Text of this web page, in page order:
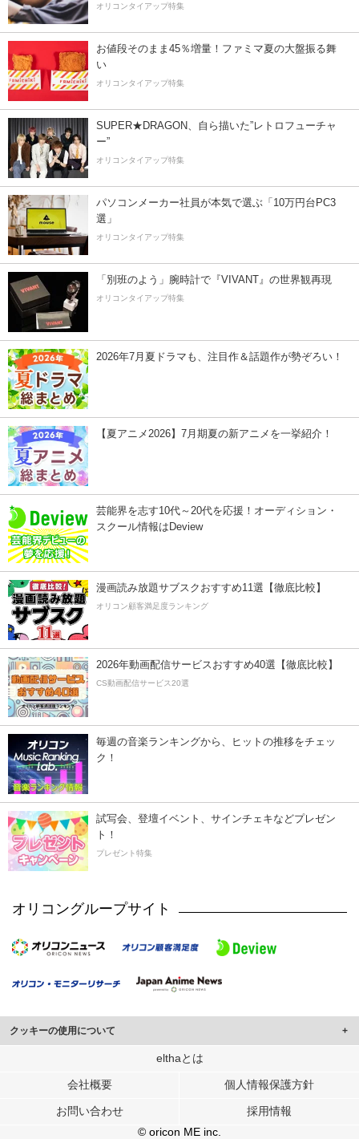
オリコンタイアップ特集
お値段そのまま45％増量！ファミマ夏の大盤振る舞
い
オリコンタイアップ特集
SUPER★DRAGON、自ら描いた”レトロフューチャ
ー”
オリコンタイアップ特集
パソコンメーカー社員が本気で選ぶ「10万円台PC3
選」
オリコンタイアップ特集
「別班のよう」腕時計で『VIVANT』の世界観再現
オリコンタイアップ特集
2026年7月夏ドラマも、注目作＆話題作が勢ぞろい！
【夏アニメ2026】7月期夏の新アニメを一挙紹介！
芸能界を志す10代～20代を応援！オーディション・
スクール情報はDeview
漫画読み放題サブスクおすすめ11選【徹底比較】
オリコン顧客満足度ランキング
2026年動画配信サービスおすすめ40選【徹底比較】
CS動画配信サービス20選
毎週の音楽ランキングから、ヒットの推移をチェッ
ク！
試写会、登壇イベント、サインチェキなどプレゼン
ト！
プレゼント特集
オリコングループサイト
クッキーの使用について
このサイトでは Cookie を使用して、ユーザーに合わせたコンテンツや広告の
行っています。
メディアや広告配信、データ解析の各パートナーに提供しています。
各パートナーは、この情報とユーザーが各パートナーに提供した他の情報や、
elthaとは
会社概要 個人情報保護方針
お問い合わせ
採用情報
© oricon ME inc.